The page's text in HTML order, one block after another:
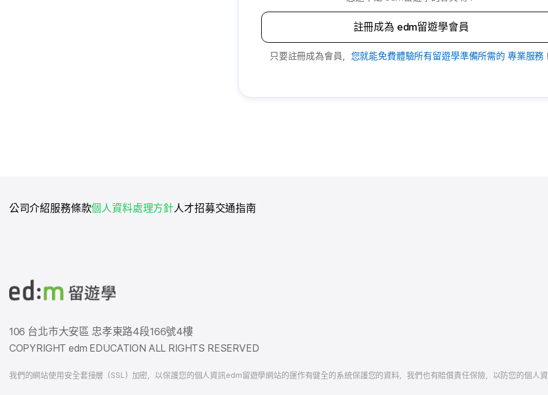
註冊成為 edm留遊學會員
只要註冊成為會員， 您就能免費體驗所有留遊學準備所需的 專業服務
公司介紹服務條款個人資料處理方針人才招募交通指南
106 台北市大安區 忠孝東路4段166號4樓
COPYRIGHT edm EDUCATION ALL RIGHTS RESERVED
我們的網站使用安全套接層（SSL）加密，以保護您的個人資訊edm留遊學網站的運作有健全的系統保護您的資料，我們也有賠償責任保險，以防您的個人